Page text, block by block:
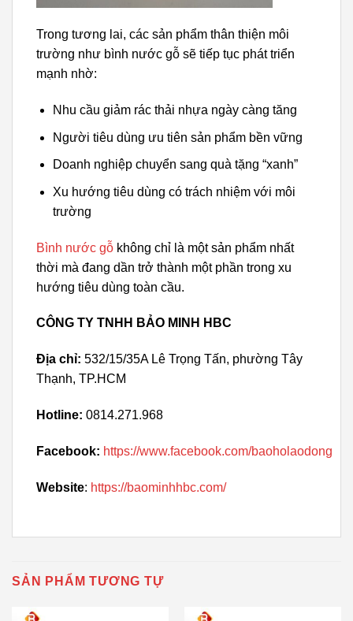
Trong tương lai, các sản phẩm thân thiện môi
trường như bình nước gỗ sẽ tiếp tục phát triển
mạnh nhờ:
Nhu cầu giảm rác thải nhựa ngày càng tăng
Người tiêu dùng ưu tiên sản phẩm bền vững
Doanh nghiệp chuyển sang quà tặng “xanh”
Xu hướng tiêu dùng có trách nhiệm với môi
trường
Bình nước gỗ không chỉ là một sản phẩm nhất
thời mà đang dần trở thành một phần trong xu
hướng tiêu dùng toàn cầu.
CÔNG TY TNHH BẢO MINH HBC
Địa chỉ: 532/15/35A Lê Trọng Tấn, phường Tây
Thạnh, TP.HCM
Hotline: 0814.271.968
Facebook: https://www.facebook.com/baoholaodong
Website: https://baominhhbc.com/
SẢN PHẨM TƯƠNG TỰ